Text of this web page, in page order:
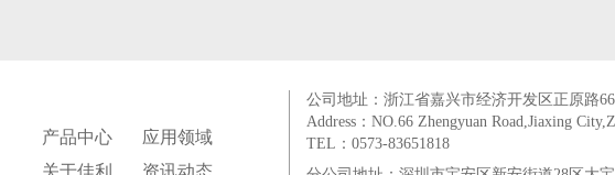
产品中心
应用领域
关于佳利
资讯动态
公司地址：浙江省嘉兴市经济开发区正原路
Address：NO.66 Zhengyuan Road,Jiaxing
TEL：0573-83651818